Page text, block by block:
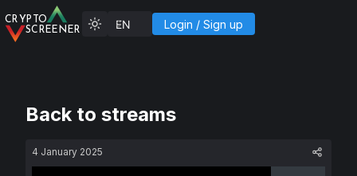
CRYPTO
SCREENER Login / Sign up
Back to streams
4 January 2025